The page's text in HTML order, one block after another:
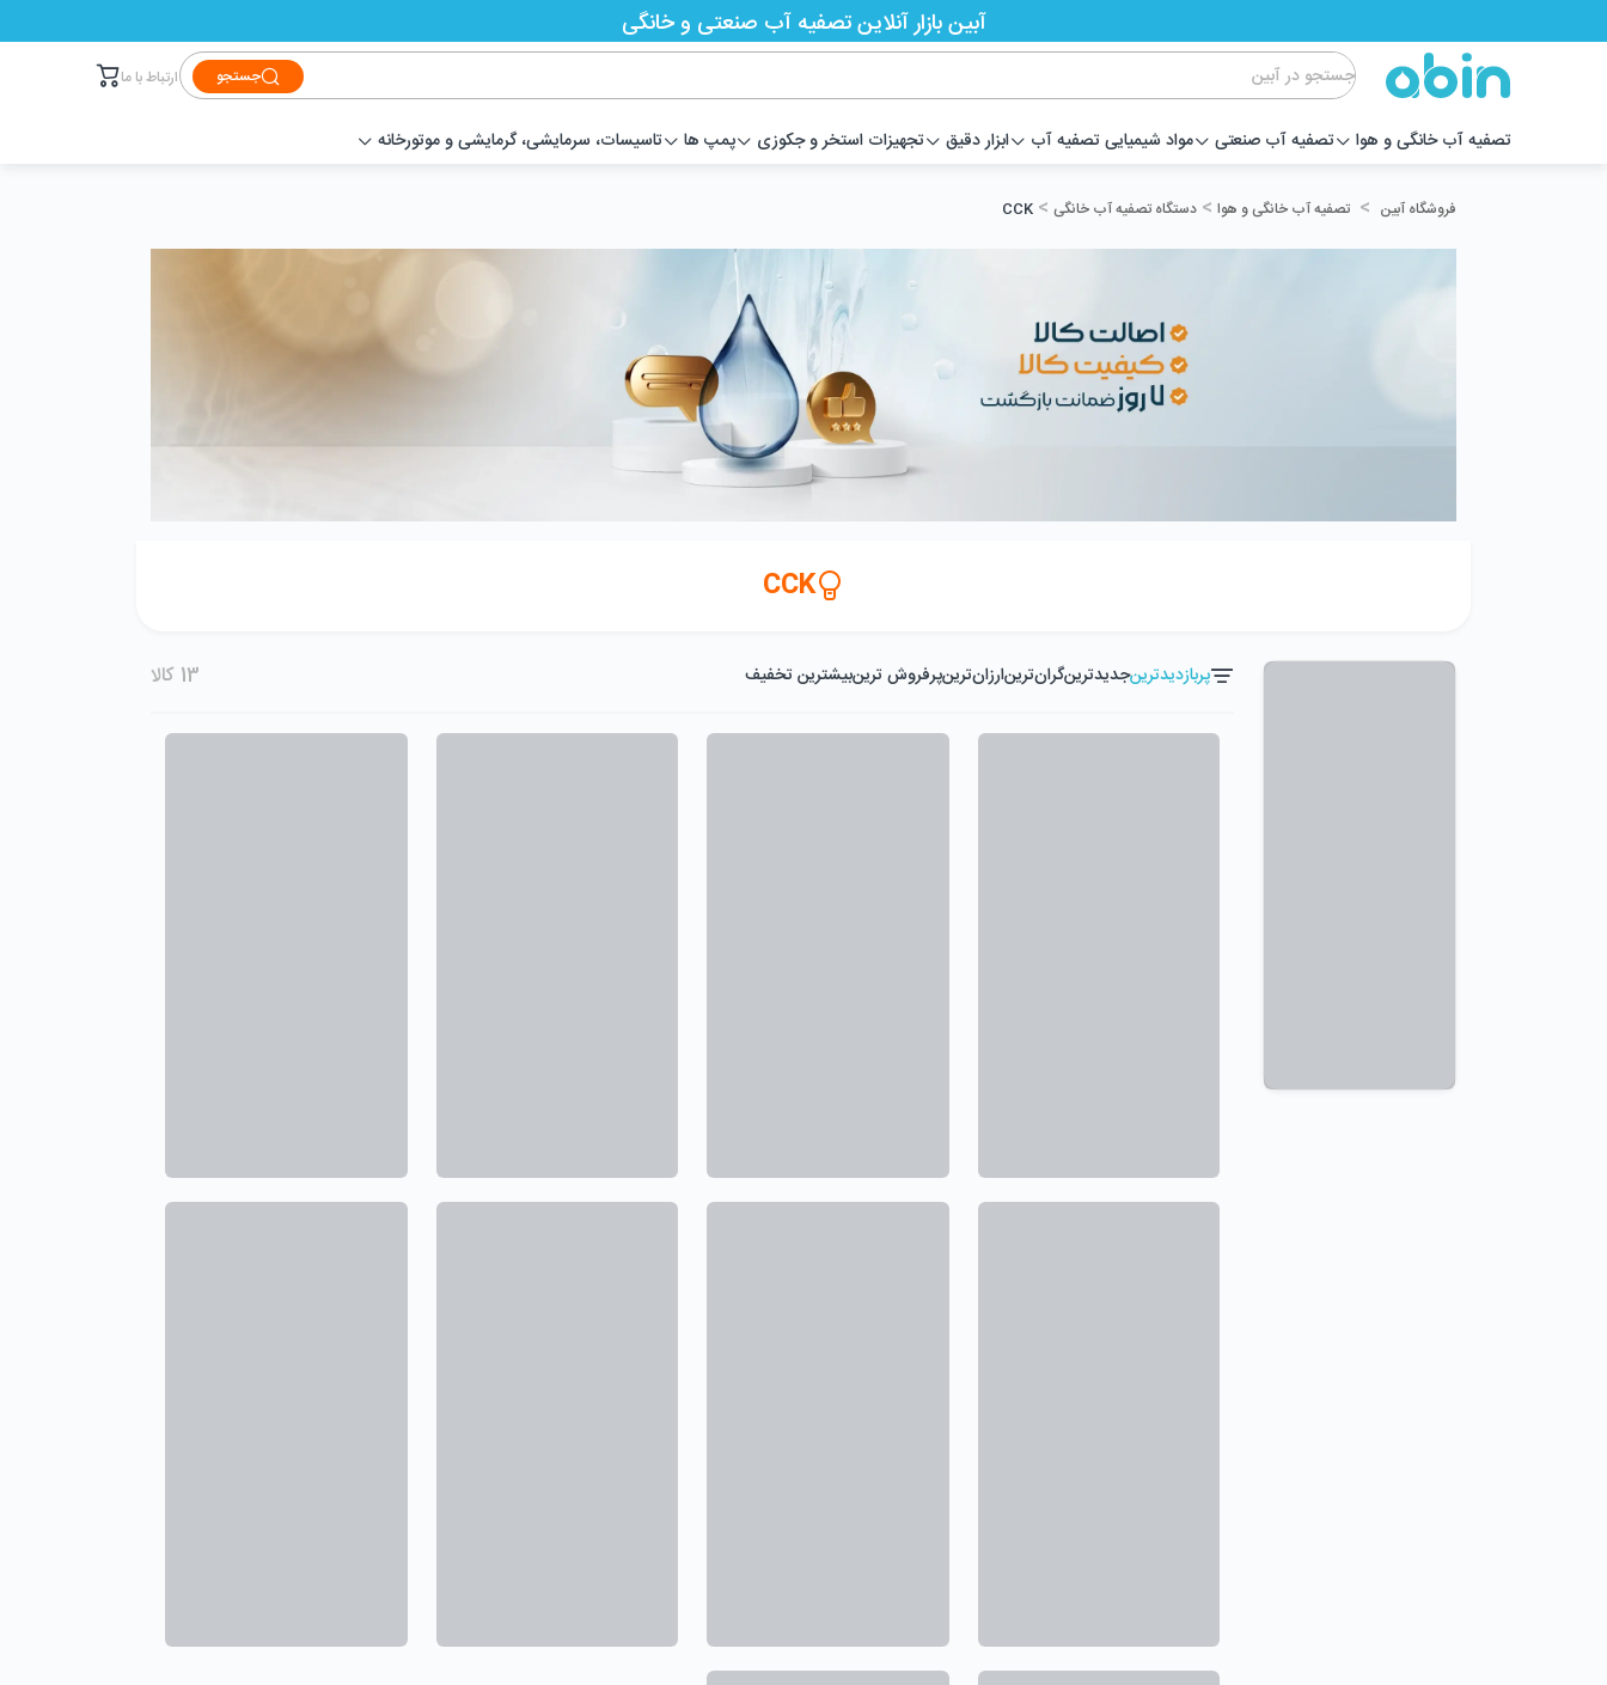
جستجو ارتباط با ما
تصفیه آب خانگی و هوا تصفیه آب صنعتی مواد شیمیایی تصفیه آب ابزار دقیق تجهیزات استخر و جکوزی پمپ ها تاسیسات، سرمایشی، گرمایشی و موتورخانه
آبین بازار آنلاین تصفیه آب صنعتی و خانگی
فروشگاه آبین > تصفیه آب خانگی و هوا > دستگاه تصفیه آب خانگی >
CCK
CCK
پربازدیدترینجدیدترینگران‌ترینارزان‌ترینپرفروش ترینبیشترین تخفیف 13 کالا